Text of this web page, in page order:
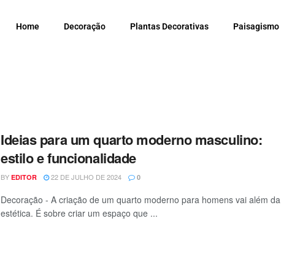
Home Decoração Plantas Decorativas Paisagismo
Ideias para um quarto moderno masculino:
estilo e funcionalidade
BY EDITOR 22 DE JULHO DE 2024 0
Decoração - A criação de um quarto moderno para homens vai além da
estética. É sobre criar um espaço que ...